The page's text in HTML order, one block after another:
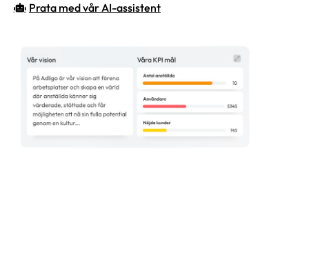
Prata med vår AI-assistent